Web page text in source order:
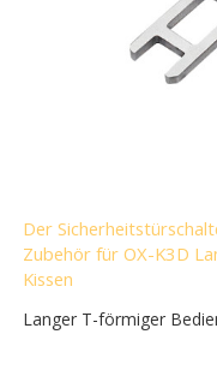
Der
Zubehör für OX-K3D
Kissen
Langer T-förmiger